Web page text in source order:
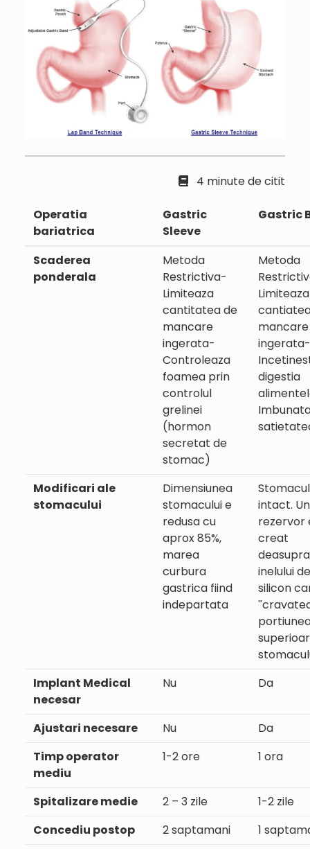
4 minute de citit
Operatia
bariatrica
Gastric
Sleeve
Gastric
Scaderea
ponderala
Metoda
Restrictiva-
Limiteaza
cantitatea de
mancare
ingerata-
Controleaza
foamea prin
controlul
grelinei
(hormon
secretat de
stomac)
Metoda
Limiteaza
mancare
ingerata-
digestia
Modificari ale
stomacului
Dimensiunea
stomacului e
redusa cu
aprox 85%,
marea
curbura
gastrica fiind
indepartata
Stomacul
intact.
rezervor
creat
deasupra
inelului de
silicon
Implant Medical
necesar
Nu Da
Ajustari necesare Nu
Da
Timp operator
mediu
1-2 ore 1 ora
Spitalizare medie 2 – 3 zile
1-2 zile
Concediu postop
2 saptamani
1